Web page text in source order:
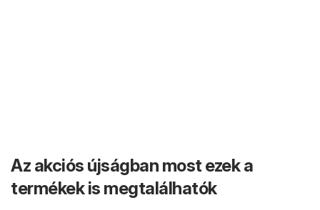
Az akciós újságban most ezek a
termékek is megtalálhatók